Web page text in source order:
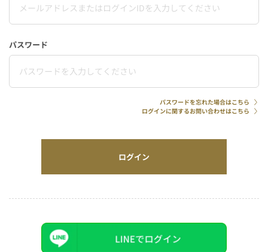
パスワード
パスワードを忘れた場合はこちら
ログインに関するお問い合わせはこちら
ログイン